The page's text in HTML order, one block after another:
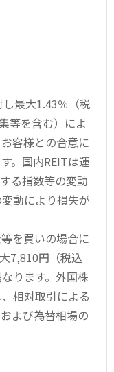
最大1.43％（税
等を含む）によ
客様との合意に
。国内REITは運
る指数等の変動
動により損失が
を買いの場合に
7,810円（税込
ります。外国株
相対取引による
よび為替相場の